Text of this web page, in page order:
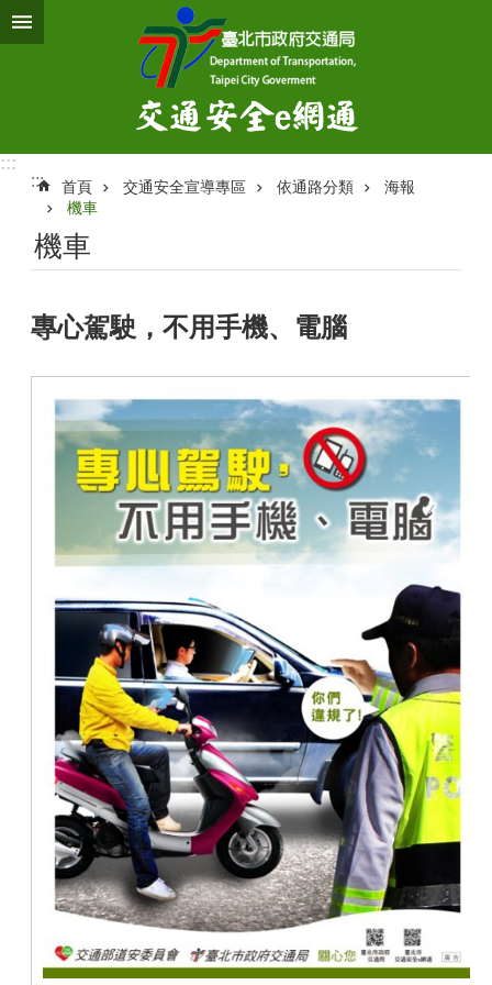
跳到主要內容區塊
:::
:::
首頁 交通安全宣導專區 依通路分類
海報
機車
機車
專心駕駛，不用手機、電腦